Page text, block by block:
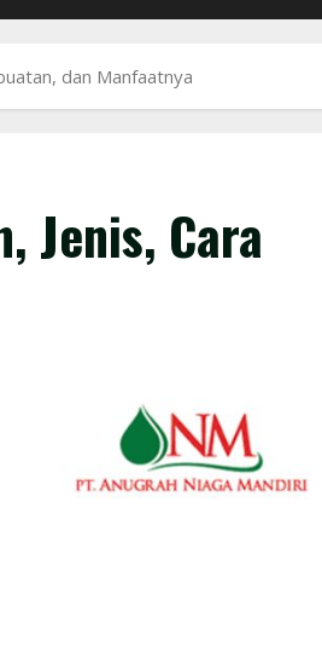
dan Manfaatnya
Jenis, Cara